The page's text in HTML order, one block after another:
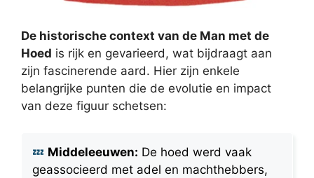
De historische context van de Man met de
Hoed is rijk en gevarieerd, wat bijdraagt aan
zijn fascinerende aard. Hier zijn enkele
belangrijke punten die de evolutie en impact
van deze figuur schetsen:
Middeleeuwen: De hoed werd vaak
geassocieerd met adel en machthebbers,